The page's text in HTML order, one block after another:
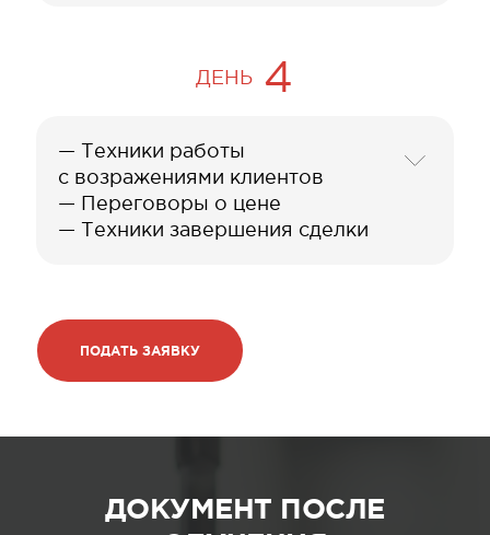
ДЕНЬ 4
— Техники работы
с возражениями клиентов
— Переговоры о цене
— Техники завершения сделки
ПОДАТЬ ЗАЯВКУ
ДОКУМЕНТ ПОСЛЕ